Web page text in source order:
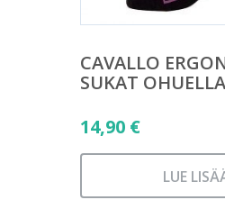
CAVALLO
SUKAT
14,90 €
LUE